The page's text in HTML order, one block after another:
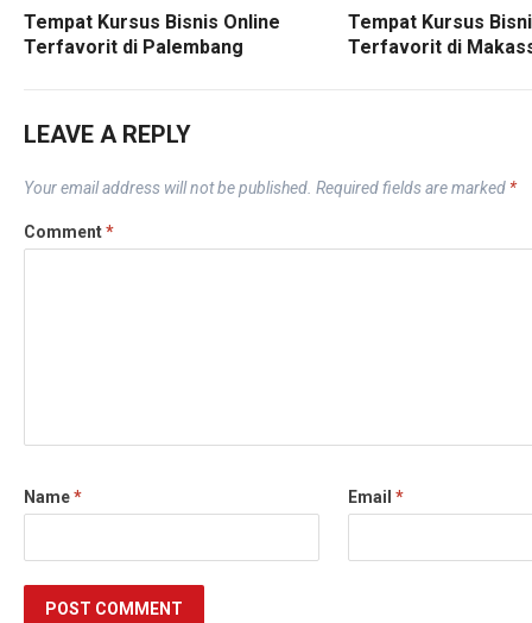
Tempat Kursus Bisnis Online
Terfavorit di Palembang
Tempat Kursus
Terfavorit di
LEAVE A REPLY
Your email address will not be published. Required fields are marked *
Comment*
Name* Email *